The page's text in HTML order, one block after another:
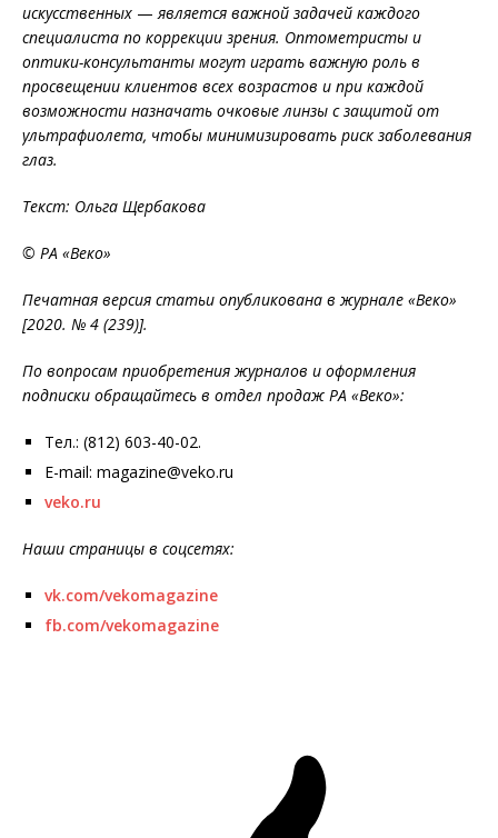
искусственных — является важной задачей каждого
специалиста по коррекции зрения. Оптометристы и
оптики-консультанты могут играть важную роль в
просвещении клиентов всех возрастов и ​​при каждой
возможности назначать очковые линзы с защитой от
ультрафиолета, чтобы минимизировать риск заболевания
глаз.
Текст: Ольга Щербакова
© РА «Веко»
Печатная версия статьи опубликована в журнале «Веко»
[2020. № 4 (239)].
По вопросам приобретения журналов и оформления
подписки обращайтесь в отдел продаж РА «Веко»:
Тел.: (812) 603-40-02.
E-mail: magazine@veko.ru
veko.ru
Наши страницы в соцсетях:
vk.com/vekomagazine
fb.com/vekomagazine